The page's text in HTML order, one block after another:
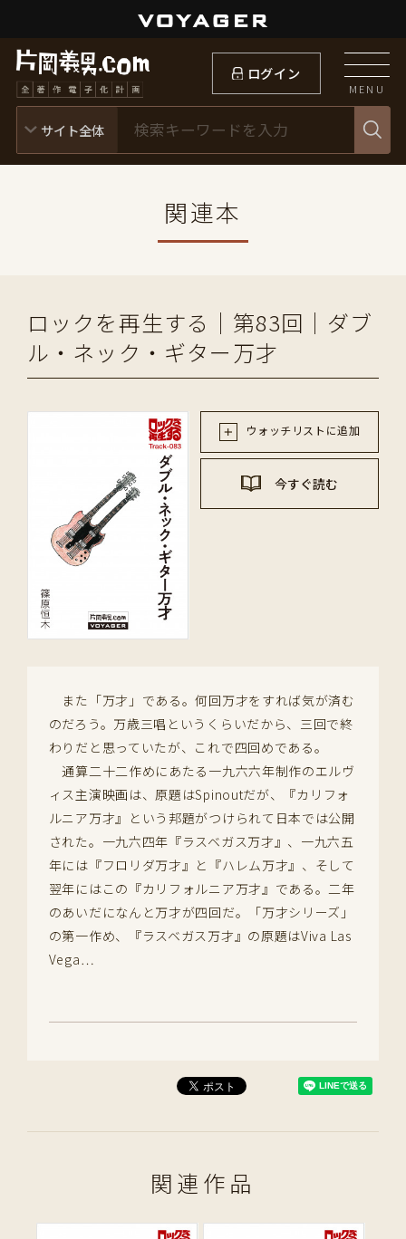
ログイン
MENU
関連本
ロックを再生する｜第83回｜ダブ
ル・ネック・ギター万才
ウォッチリストに追加
今すぐ読む
また「万才」である。何回万才をすれば気が済む
のだろう。万歳三唱というくらいだから、三回で終
わりだと思っていたが、これで四回めである。
通算二十二作めにあたる一九六六年制作のエルヴ
ィス主演映画は、原題はSpinoutだが、『カリフォ
ルニア万才』という邦題がつけられて日本では公開
された。一九六四年『ラスベガス万才』、一九六五
年には『フロリダ万才』と『ハレム万才』、そして
翌年にはこの『カリフォルニア万才』である。二年
のあいだになんと万才が四回だ。「万才シリーズ」
の第一作め、『ラスベガス万才』の原題はViva Las
Vega…
関連作品